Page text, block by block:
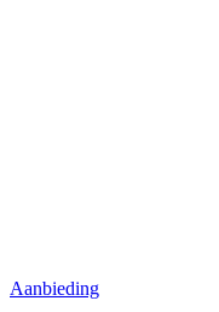
Aanbieding